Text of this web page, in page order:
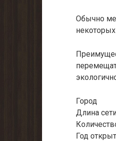
Обычно
Город
Длина
Год